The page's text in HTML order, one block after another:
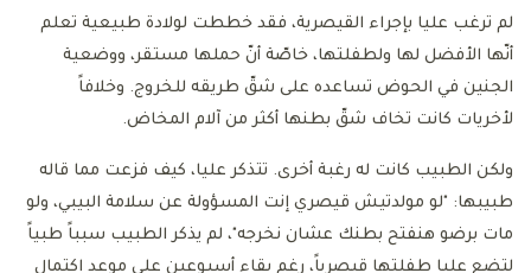
لم ترغب عليا بإجراء القيصرية، فقد خططت لولادة طبيعية تعلم
أنّها الأفضل لها ولطفلتها، خاصّة أنّ حملها مستقر، ووضعية
الجنين في الحوض تساعده على شقّ طريقه للخروج. وخلافاً
لأخريات كانت تخاف شقّ بطنها أكثر من آلام المخاض.
ولكن الطبيب كانت له رغبة أخرى. تتذكر عليا، كيف فزعت مما قاله
طبيبها: "لو مولدتيش قيصري إنت المسؤولة عن سلامة البيبي، ولو
مات برضو هنفتح بطنك عشان نخرجه"، لم يذكر الطبيب سبباً طبياً
لتضع عليا طفلتها قيصرياً، رغم بقاء أسبوعين على موعد اكتمال